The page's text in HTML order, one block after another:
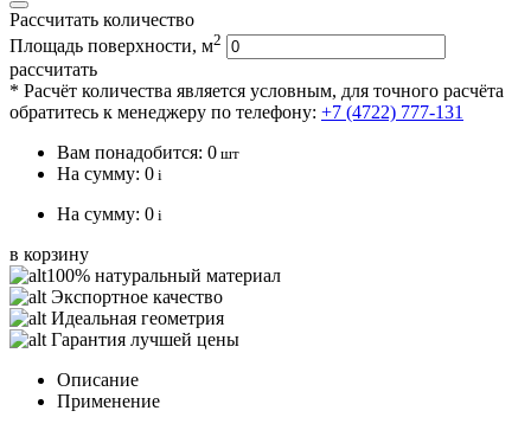
Рассчитать количество
Площадь поверхности, м2
рассчитать
* Расчёт количества является условным, для точного расчёта
обратитесь к менеджеру по телефону: +7 (4722) 777-131
Вам понадобится: 0 шт
На сумму: 0 i
На сумму: 0 i
в корзину
100% натуральный материал
Экспортное качество
Идеальная геометрия
Гарантия лучшей цены
Описание
Применение